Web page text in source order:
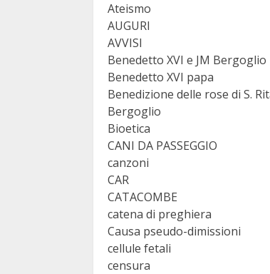
Ateismo
AUGURI
AVVISI
Benedetto XVI e JM Bergoglio
Benedetto XVI papa
Benedizione delle rose di S.
Bergoglio
Bioetica
CANI DA PASSEGGIO
canzoni
CAR
CATACOMBE
catena di preghiera
Causa pseudo-dimissioni
cellule fetali
censura